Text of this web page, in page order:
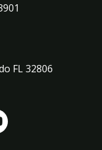
FL 32806